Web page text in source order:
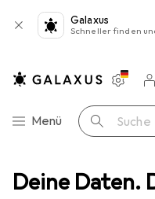
Deine Daten.
Galaxus
Schneller finden
Navigation nach Kategorien
Menü Suche
Merklisten
Smartphone